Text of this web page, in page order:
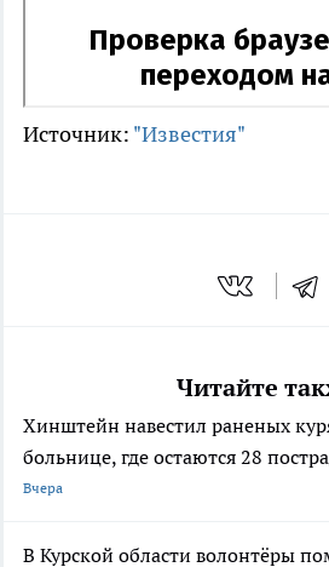
Источник: "Известия"
Читайте
Хинштейн навестил раненых
больнице, где остаются 28
Вчера
В Курской области волонтёры